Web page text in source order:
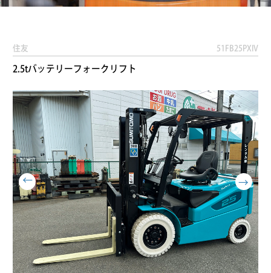
住友 51FB25PXIV
2.5tバッテリーフォークリフト